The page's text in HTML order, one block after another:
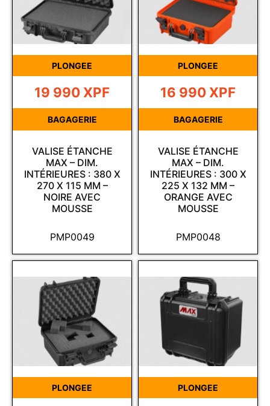
PLONGEE
PMP0049
VALISE ÉTANCHE
MAX – DIM.
INTÉRIEURES : 380 X
270 X 115 MM –
NOIRE AVEC
MOUSSE
19 990 XPF
BAGAGERIE
PLONGEE
PMP0048
VALISE ÉTANCHE
MAX – DIM.
INTÉRIEURES : 300 X
225 X 132 MM –
ORANGE AVEC
MOUSSE
16 990 XPF
BAGAGERIE
PLONGEE PLONGEE